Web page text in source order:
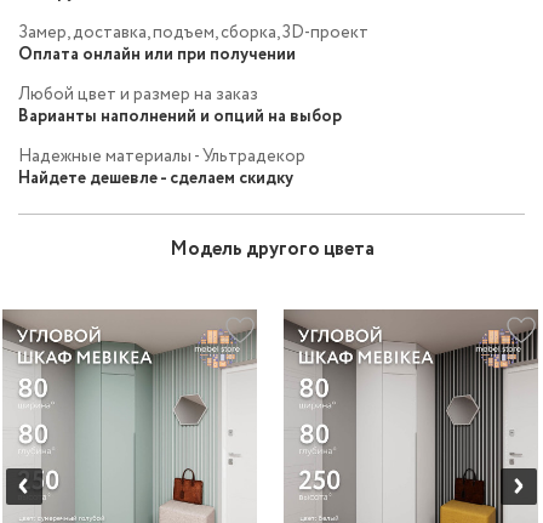
Замер, доставка, подъем, сборка, 3D-проект
Оплата онлайн или при получении
Любой цвет и размер на заказ
Варианты наполнений и опций на выбор
Надежные материалы - Ультрадекор
Найдете дешевле - сделаем скидку
Модель другого цвета